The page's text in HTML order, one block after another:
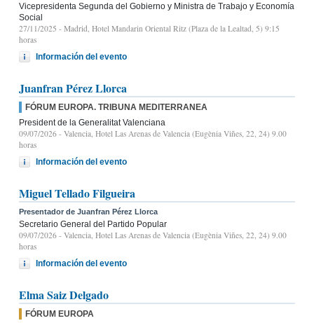
Vicepresidenta Segunda del Gobierno y Ministra de Trabajo y Economía
Social
27/11/2025 - Madrid, Hotel Mandarin Oriental Ritz (Plaza de la Lealtad, 5) 9:15
horas
Información del evento
Juanfran Pérez Llorca
FÓRUM EUROPA. TRIBUNA MEDITERRANEA
President de la Generalitat Valenciana
09/07/2026 - Valencia, Hotel Las Arenas de Valencia (Eugènia Viñes, 22, 24) 9.00
horas
Información del evento
Miguel Tellado Filgueira
Presentador de Juanfran Pérez Llorca
Secretario General del Partido Popular
09/07/2026 - Valencia, Hotel Las Arenas de Valencia (Eugènia Viñes, 22, 24) 9.00
horas
Información del evento
Elma Saiz Delgado
FÓRUM EUROPA